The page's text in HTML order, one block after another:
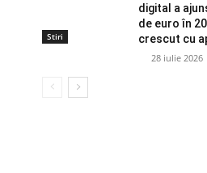
Stiri
digital a
de euro în
crescut cu
28 iulie 2026